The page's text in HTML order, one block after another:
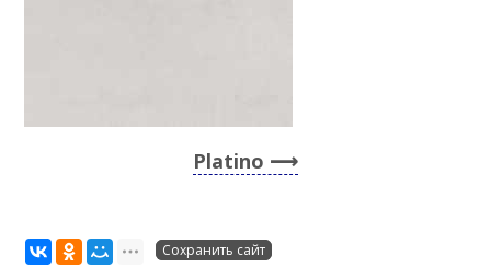
Platino
Сохранить сайт